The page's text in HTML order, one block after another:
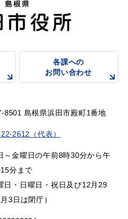
お問い合わせ
各課への
お問い合わせ
8501 島根県浜田市殿町1番地
2612（代表）
～金曜日の午前8時30分から午
分まで
日・日曜日・祝日及び12月29
3日は閉庁）